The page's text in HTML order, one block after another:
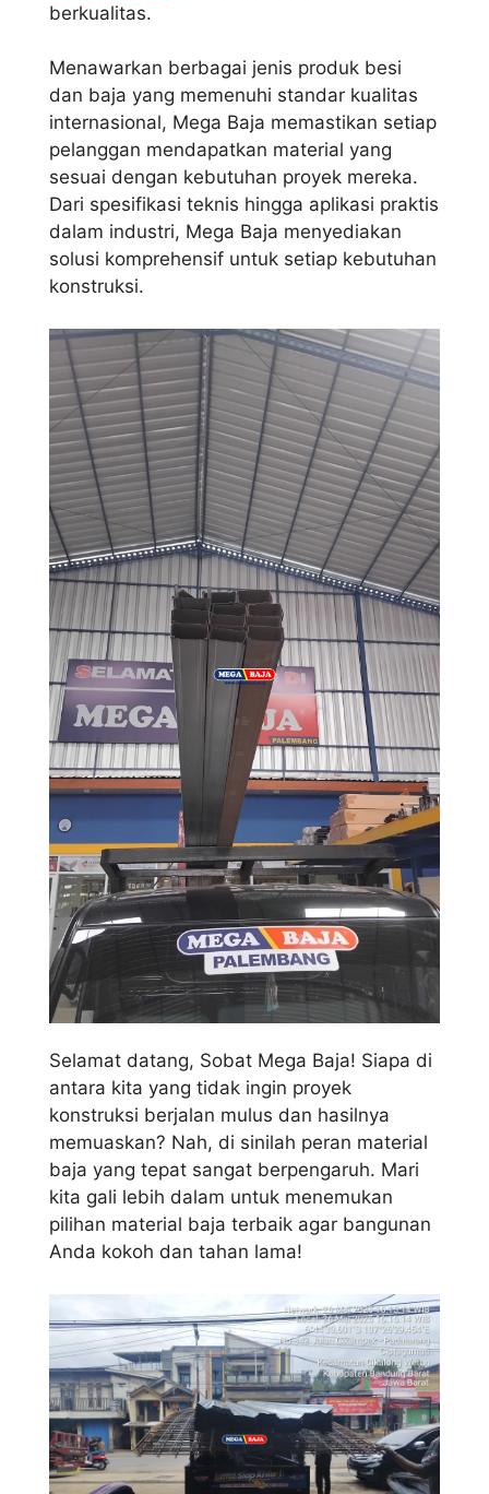
berkualitas.
Menawarkan berbagai jenis produk besi
dan baja yang memenuhi standar kualitas
internasional, Mega Baja memastikan setiap
pelanggan mendapatkan material yang
sesuai dengan kebutuhan proyek mereka.
Dari spesifikasi teknis hingga aplikasi praktis
dalam industri, Mega Baja menyediakan
solusi komprehensif untuk setiap kebutuhan
konstruksi.
Selamat datang, Sobat Mega Baja! Siapa di
antara kita yang tidak ingin proyek
konstruksi berjalan mulus dan hasilnya
memuaskan? Nah, di sinilah peran material
baja yang tepat sangat berpengaruh. Mari
kita gali lebih dalam untuk menemukan
pilihan material baja terbaik agar bangunan
Anda kokoh dan tahan lama!